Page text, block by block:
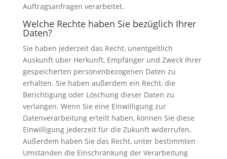
Auftragsanfragen verarbeitet.
Welche Rechte haben Sie bezüglich Ihrer
Daten?
Sie haben jederzeit das Recht, unentgeltlich
Auskunft über Herkunft, Empfänger und Zweck Ihrer
gespeicherten personenbezogenen Daten zu
erhalten. Sie haben außerdem ein Recht, die
Berichtigung oder Löschung dieser Daten zu
verlangen. Wenn Sie eine Einwilligung zur
Datenverarbeitung erteilt haben, können Sie diese
Einwilligung jederzeit für die Zukunft widerrufen.
Außerdem haben Sie das Recht, unter bestimmten
Umständen die Einschränkung der Verarbeitung